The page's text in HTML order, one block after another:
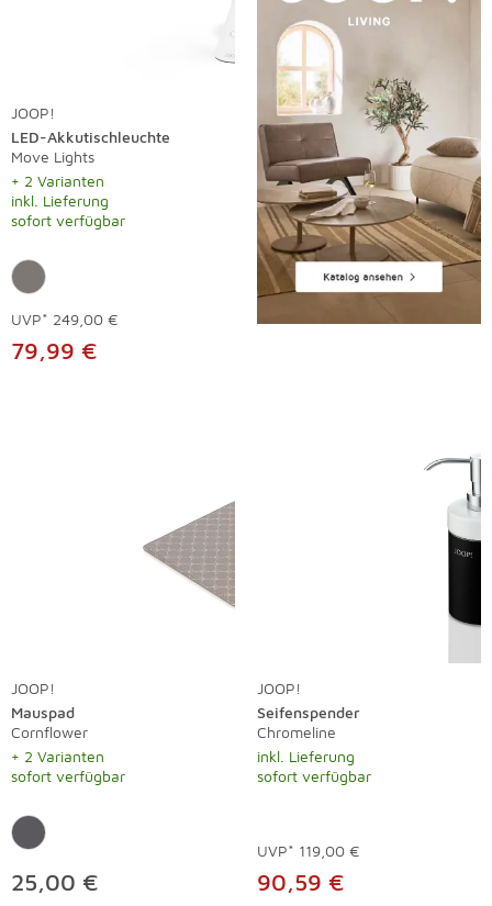
JOOP!
LED-Akkutischleuchte
Move Lights
+ 2 Varianten
inkl. Lieferung
sofort verfügbar
UVP* 249,00 €
79,99 €
JOOP!
Mauspad
Cornflower
+ 2 Varianten
sofort verfügbar
25,00 €
JOOP!
Seifenspender
Chromeline
inkl. Lieferung
sofort verfügbar
UVP* 119,00 €
90,59 €